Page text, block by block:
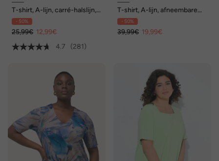
T-shirt, A-lijn, carré-halslijn,
korte mouwen
- 50%
25,99€ 12,99€
4.7
(281)
T-shirt, A-lijn, afneembare
sierkralenketting
- 50%
39,99€ 19,99€